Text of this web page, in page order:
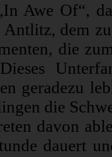
Awe Of“,
dem
die
geradezu
die
davon
dauert